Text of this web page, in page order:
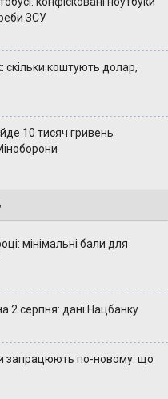
ЗСУ
скільки коштують долар,
10 тисяч гривень
мінімальні бали для
2 серпня: дані Нацбанку
запрацюють по-новому: що